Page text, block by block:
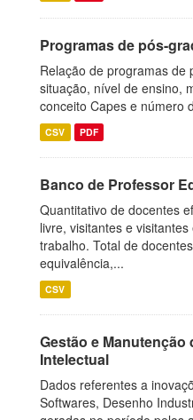
Programas de pós-
Relação de programas de
situação, nível de ensino,
conceito Capes e número
CSV PDF
Banco de Professor
Quantitativo de docentes
livre, visitantes e
trabalho. Total de
equivalência,...
CSV
Gestão e Manutenção
Intelectual
Dados referentes a
Softwares, Desenho